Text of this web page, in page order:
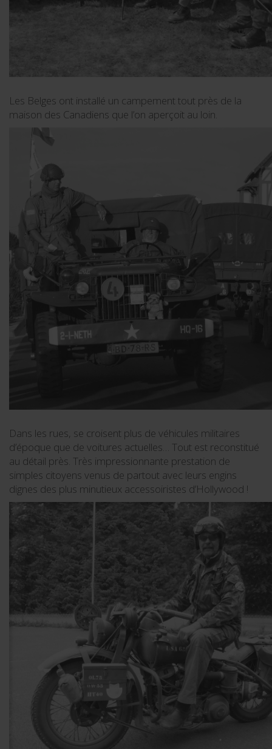
Les Belges ont installé un campement tout près de la
maison des Canadiens que l’on aperçoit au loin.
Dans les rues, se croisent plus de véhicules militaires
d’époque que de voitures actuelles… Tout est reconstitué
au détail près. Très impressionnante prestation de
simples citoyens venus de partout avec leurs engins
dignes des plus minutieux accessoiristes d’Hollywood !